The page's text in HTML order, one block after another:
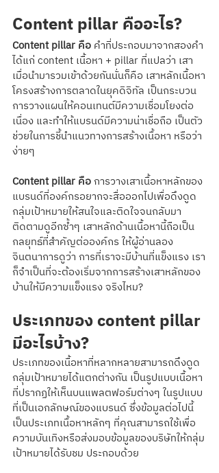
Content pillar คืออะไร?
Content pillar คือ คำที่ประกอบมาจากสองคำ
ได้แก่ content เนื้อหา + pillar ที่แปลว่า เสา
เมื่อนำมารวมเข้าด้วยกันนั่นก็คือ เสาหลักเนื้อหา
โครงสร้างการตลาดในยุคดิจิทัล เป็นกระบวน
การวางแผนให้คอนเทนต์มีความเชื่อมโยงต่อ
เนื่อง และทำให้แบรนด์มีความน่าเชื่อถือ เป็นตัว
ช่วยในการชี้นำแนวทางการสร้างเนื้อหา หรือว่า
ง่ายๆ
Content pillar คือ การวางเสาเนื้อหาหลักของ
แบรนด์ที่องค์กรอยากจะสื่อออกไปเพื่อดึงดูด
กลุ่มเป้าหมายให้สนใจและติดใจจนกลับมา
ติดตามดูอีกซ้ำๆ เสาหลักด้านเนื้อหานี้ถือเป็น
กลยุทธ์ที่สำคัญต่อองค์กร ให้ผู้อ่านลอง
จินตนาการดูว่า การที่เราจะมีบ้านที่แข็งแรง เรา
ก็จำเป็นที่จะต้องเริ่มจากการสร้างเสาหลักของ
บ้านให้มีความแข็งแรง จริงไหม?
ประเภทของ content pillar
มีอะไรบ้าง?
ประเภทของเนื้อหาที่หลากหลายสามารถดึงดูด
กลุ่มเป้าหมายได้แตกต่างกัน เป็นรูปแบบเนื้อหา
ที่ปรากฏให้เห็นบนแพลตฟอร์มต่างๆ ในรูปแบบ
ที่เป็นเอกลักษณ์ของแบรนด์ ซึ่งข้อมูลต่อไปนี้
เป็นประเภทเนื้อหาหลักๆ ที่คุณสามารถใช้เพื่อ
ความบันเทิงหรือส่งมอบข้อมูลของบริษัทให้กลุ่ม
เป้าหมายได้รับชม ประกอบด้วย